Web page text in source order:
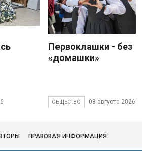
Первоклашки - без
«домашки»
ОБЩЕСТВО 08 августа 2026
ПРАВОВАЯ ИНФОРМАЦИЯ